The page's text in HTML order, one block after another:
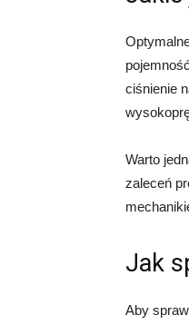
ciśnienie
Warto
zaleceń
Jak
Aby